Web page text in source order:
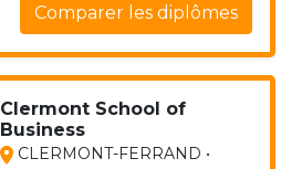
Comparer les diplômes
Clermont School of
Business
CLERMONT-FERRAND •